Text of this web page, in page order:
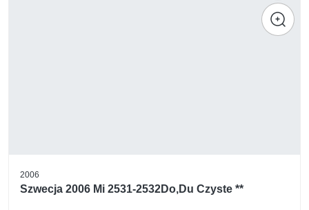
2006
Szwecja 2006 Mi 2531-2532Do,Du Czyste **